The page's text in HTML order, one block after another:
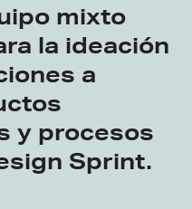
mixto
la ideación
a
y procesos
Sprint.